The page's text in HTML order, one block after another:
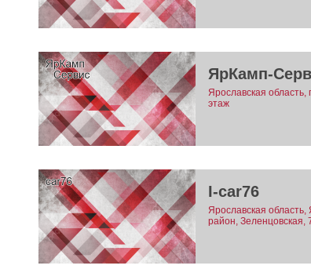
ЯрКамп-
Ярославская
этаж
I-car76
Ярославская область,
район, Зеленцовская,